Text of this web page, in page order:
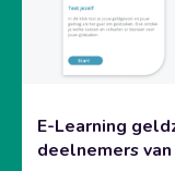
E-Learning
deelnemers